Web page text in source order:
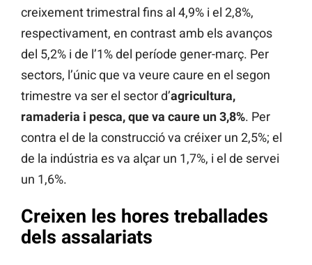
creixement trimestral fins al 4,9% i el 2,8%,
respectivament, en contrast amb els avanços
del 5,2% i de l’1% del període gener-març. Per
sectors, l’únic que va veure caure en el segon
trimestre va ser el sector d’agricultura,
ramaderia i pesca, que va caure un 3,8%. Per
contra el de la construcció va créixer un 2,5%; el
de la indústria es va alçar un 1,7%, i el de servei
un 1,6%.
Creixen les hores treballades
dels assalariats